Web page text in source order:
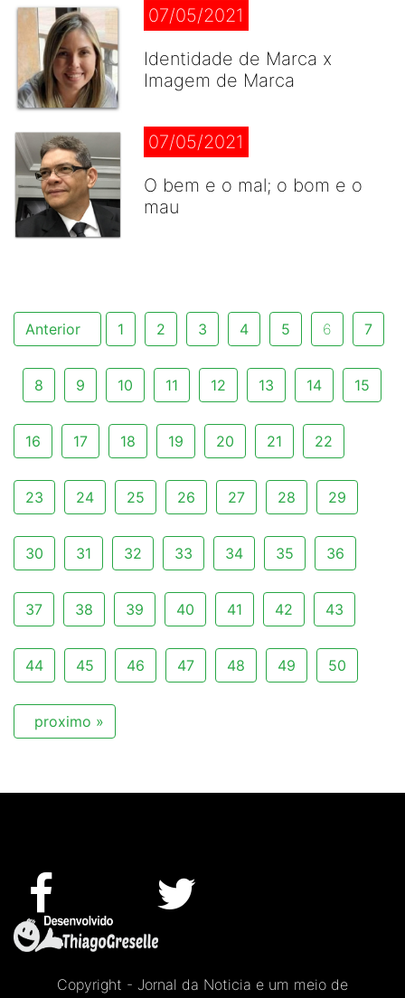
07/05/2021
Identidade de Marca x
Imagem de Marca
07/05/2021
O bem e o mal; o bom e o
mau
Anterior 1 2 3 4 5 6 7
8 9 10 11 12 13 14 15
16 17 18 19 20 21 22
23 24 25 26 27 28 29
30 31 32 33 34 35 36
37 38 39 40 41 42 43
44 45 46 47 48 49 50
proximo »
Copyright - Jornal da Noticia e um meio de